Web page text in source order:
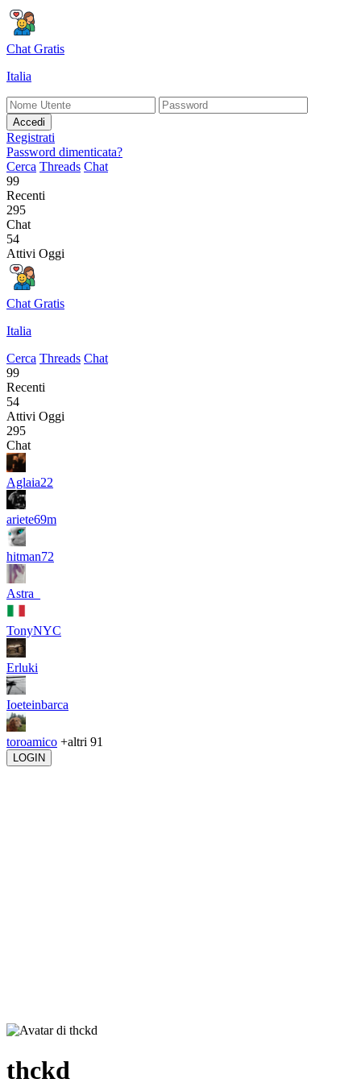
Chat Gratis
Italia
Accedi
Registrati
Password dimenticata?
Cerca Threads Chat
99
Recenti
295
Chat
54
Attivi Oggi
Chat Gratis
Italia
Cerca Threads Chat
99
Recenti
54
Attivi Oggi
295
Chat
Aglaia22
ariete69m
hitman72
Astra_
TonyNYC
Erluki
Ioeteinbarca
toroamico +altri 91
LOGIN
thckd